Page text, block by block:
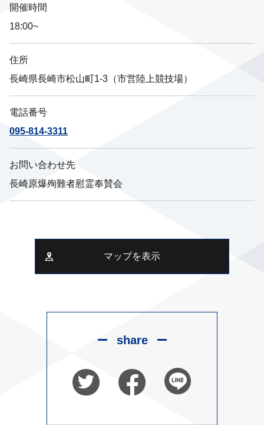
開催時間
18:00~
住所
長崎県長崎市松山町1-3（市営陸上競技場）
電話番号
095-814-3311
お問い合わせ先
長崎原爆殉難者慰霊奉賛会
マップを表示
share